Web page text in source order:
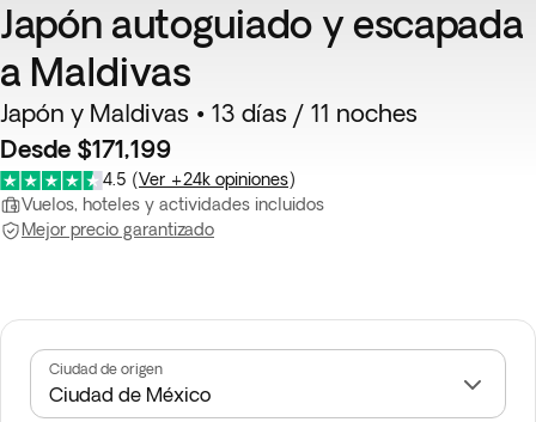
Japón autoguiado y escapada
a Maldivas
Japón y Maldivas • 13 días / 11 noches
Desde $171,199
4.5 (Ver +24k opiniones)
Vuelos, hoteles y actividades incluidos
Mejor precio garantizado
Ciudad de origen